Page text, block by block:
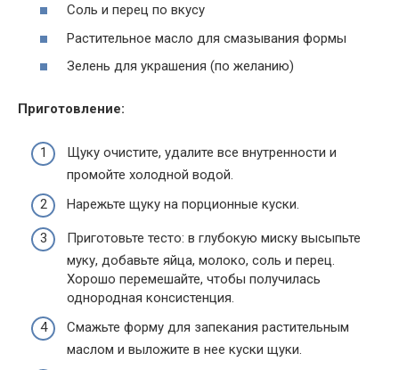
Соль и перец по вкусу
Растительное масло для смазывания формы
Зелень для украшения (по желанию)
Приготовление:
Щуку очистите, удалите все внутренности и
промойте холодной водой.
Нарежьте щуку на порционные куски.
Приготовьте тесто: в глубокую миску высыпьте
муку, добавьте яйца, молоко, соль и перец.
Хорошо перемешайте, чтобы получилась
однородная консистенция.
Смажьте форму для запекания растительным
маслом и выложите в нее куски щуки.